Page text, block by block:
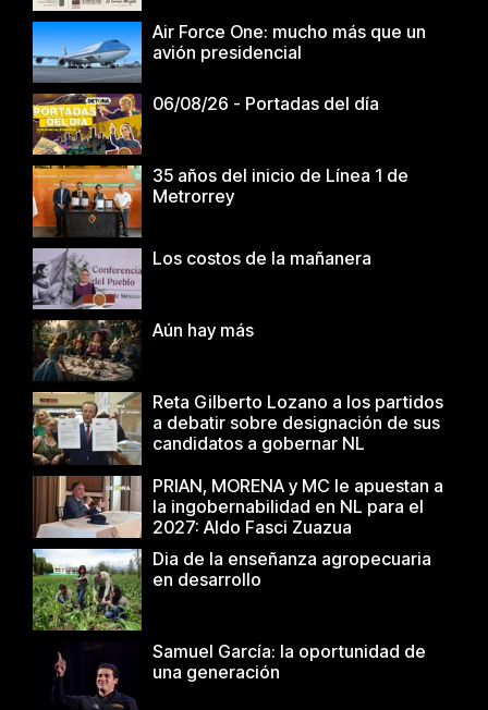
Air Force One: mucho más que un
avión presidencial
06/08/26 - Portadas del día
35 años del inicio de Línea 1 de
Metrorrey
Los costos de la mañanera
Aún hay más
Reta Gilberto Lozano a los partidos
a debatir sobre designación de sus
candidatos a gobernar NL
PRIAN, MORENA y MC le apuestan a
la ingobernabilidad en NL para el
2027: Aldo Fasci Zuazua
Dia de la enseñanza agropecuaria
en desarrollo
Samuel García: la oportunidad de
una generación